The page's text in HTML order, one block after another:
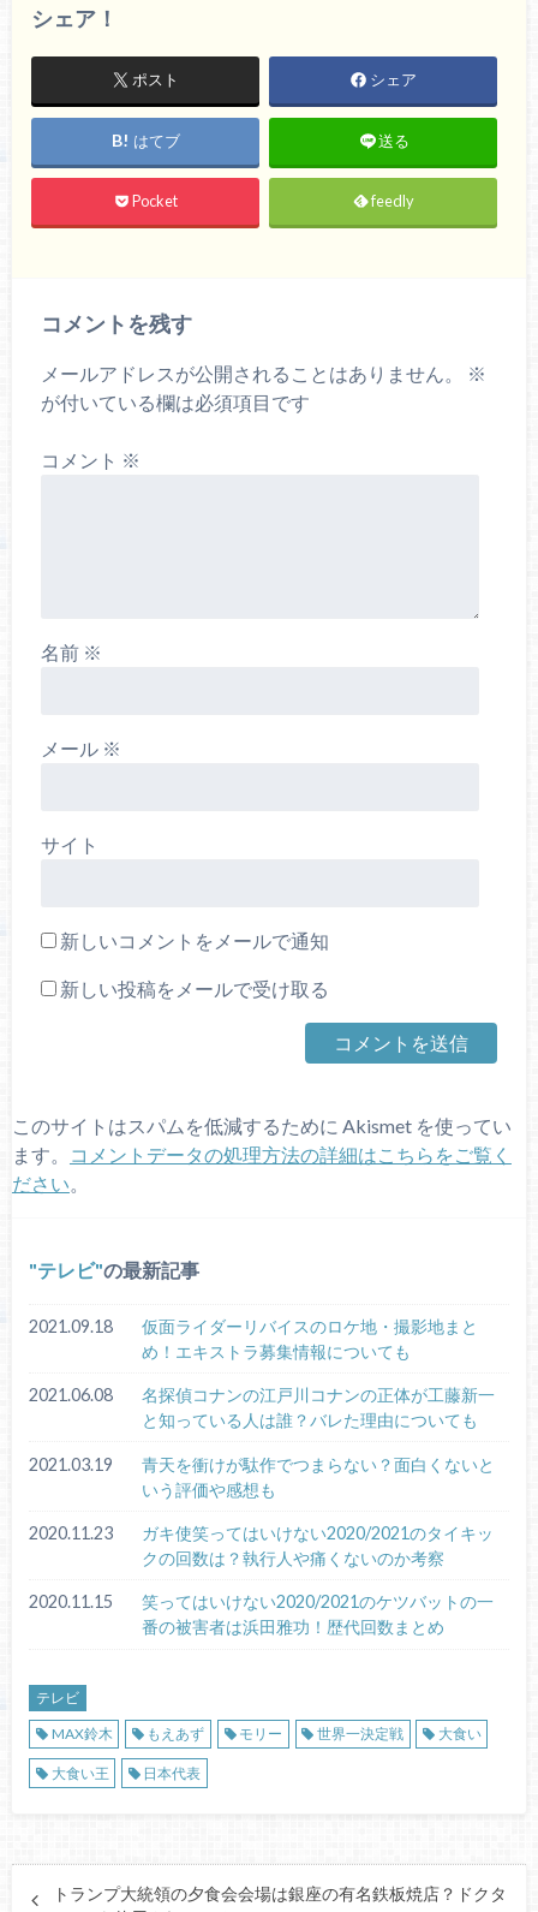
シェア！
ポスト シェア
はてブ 送る
Pocket feedly
コメントを残す
メールアドレスが公開されることはありません。
※
が付いている欄は必須項目です
コメント ※
名前 ※
メール ※
サイト
新しいコメントをメールで通知
新しい投稿をメールで受け取る
このサイトはスパムを低減するために Akismet を使ってい
ます。
コメントデータの処理方法の詳細はこちらをご覧く
ださい。
テレビ の最新記事
2021.09.18
仮面ライダーリバイスのロケ地・撮影地まと
め！エキストラ募集情報についても
2021.06.08
名探偵コナンの江戸川コナンの正体が工藤新一
と知っている人は誰？バレた理由についても
2021.03.19
青天を衝けが駄作でつまらない？面白くないと
いう評価や感想も
2020.11.23
ガキ使笑ってはいけない2020/2021のタイキッ
クの回数は？執行人や痛くないのか考察
2020.11.15
笑ってはいけない2020/2021のケツバットの一
番の被害者は浜田雅功！歴代回数まとめ
テレビ
MAX鈴木
もえあず モリー 世界一決定戦 大食い
大食い王 日本代表
トランプ大統領の夕食会会場は銀座の有名鉄板焼店？ドクタ